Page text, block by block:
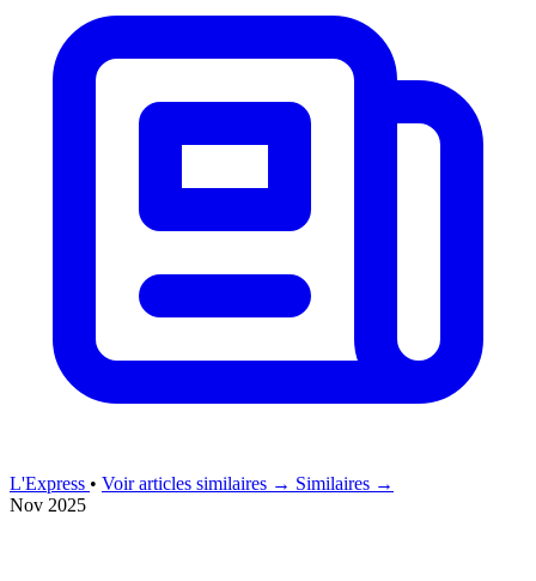
L'Express • Voir articles similaires → Similaires →
Nov 2025